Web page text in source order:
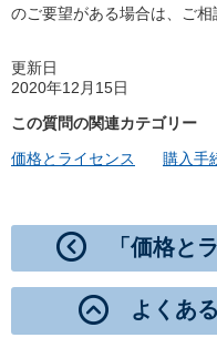
のご要望がある場合は、ご相
更新日
2020年12月15日
この質問の関連カテゴリー
価格とライセンス
購入手
「価格と
よくあ